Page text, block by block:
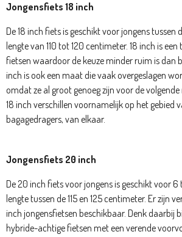
Jongensfiets 18 inch
De 18 inch fiets is geschikt voor jongens tussen
lengte van 110 tot 120 centimeter. 18 inch is
fietsen waardoor de keuze minder ruim is dan
inch is ook een maat die vaak overgeslagen
omdat ze al groot genoeg zijn voor de
18 inch verschillen voornamelijk op het gebied
bagagedragers, van elkaar.
Jongensfiets 20 inch
De 20 inch fiets voor jongens is geschikt voor
lengte tussen de 115 en 125 centimeter. Er zijn
inch jongensfietsen beschikbaar. Denk daarbij
hybride-achtige fietsen met een verende